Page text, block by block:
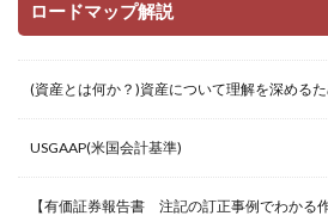
ロードマップ解説
(資産とは何か？)資産について理解を深める
USGAAP(米国会計基準)
【有価証券報告書 注記の訂正事例でわかる